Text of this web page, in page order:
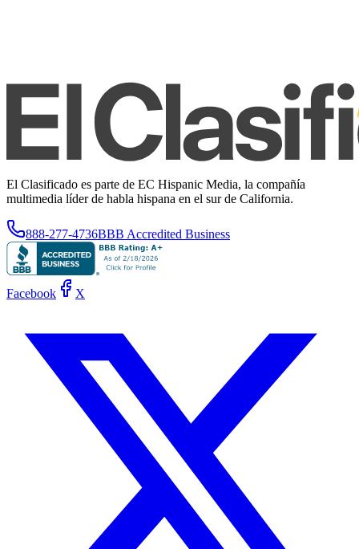
El Clasificado es parte de EC Hispanic Media, la compañía
multimedia líder de habla hispana en el sur de California.
888-277-4736BBB Accredited Business
Facebook X